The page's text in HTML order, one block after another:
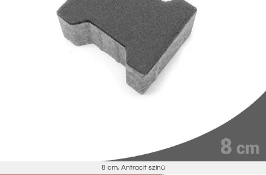
8 cm, Antracit színű